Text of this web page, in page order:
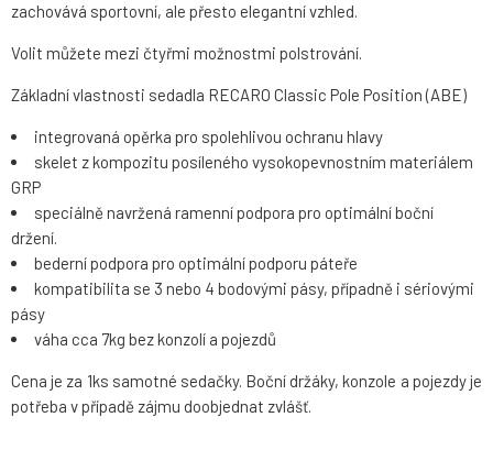
zachovává sportovní, ale přesto elegantní vzhled.
Volit můžete mezi čtyřmi možnostmi polstrování.
Základní vlastnosti sedadla RECARO Classic Pole Position (ABE)
integrovaná opěrka pro spolehlivou ochranu hlavy
skelet z kompozitu posíleného vysokopevnostním materiálem
GRP
speciálně navržená ramenní podpora pro optimální boční
držení.
bederní podpora pro optimální podporu páteře
kompatibilita se 3 nebo 4 bodovými pásy, případně i sériovými
pásy
váha cca 7kg bez konzolí a pojezdů
Cena je za 1ks samotné sedačky. Boční držáky, konzole a pojezdy je
potřeba v případě zájmu doobjednat zvlášť.